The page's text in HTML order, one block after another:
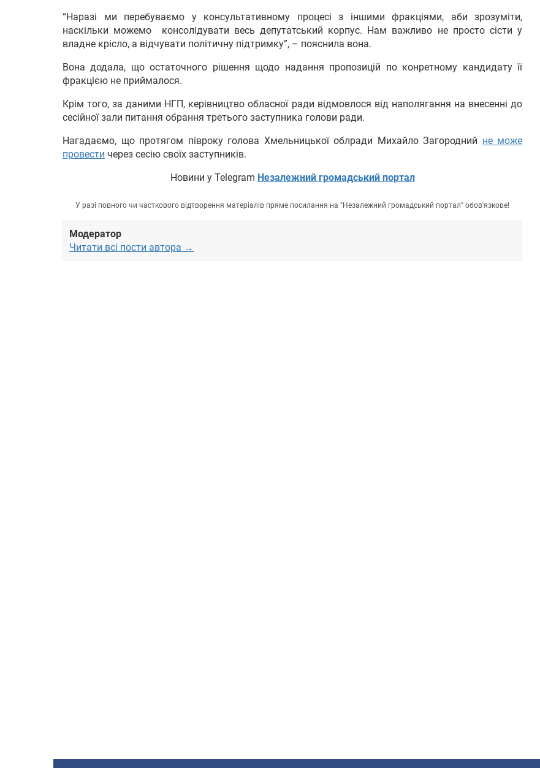
“Наразі ми перебуваємо у консультативному процесі з іншими фракціями, аби зрозуміти,
наскільки можемо консолідувати весь депутатський корпус. Нам важливо не просто сісти у
владне крісло, а відчувати політичну підтримку”, – пояснила вона.
Вона додала, що остаточного рішення щодо надання пропозицій по конретному кандидату її
фракцією не приймалося.
Крім того, за даними НГП, керівництво обласної ради відмовлося від наполягання на внесенні до
сесійної зали питання обрання третього заступника голови ради.
Нагадаємо, що протягом півроку голова Хмельницької облради Михайло Загородний не може
провести через сесію своїх заступників.
Новини у Telegram Незалежний громадський портал
У разі повного чи часткового відтворення матеріалів пряме посилання на "Незалежний громадський портал" обов'язкове!
Модератор
Читати всі пости автора →